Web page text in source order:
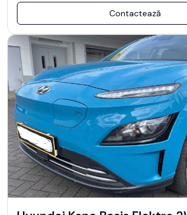
Contactează